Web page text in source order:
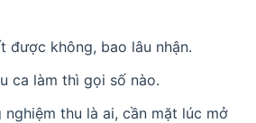
được không, bao lâu nhận.
ca làm thì gọi số nào.
nghiệm thu là ai, cần mặt lúc mở